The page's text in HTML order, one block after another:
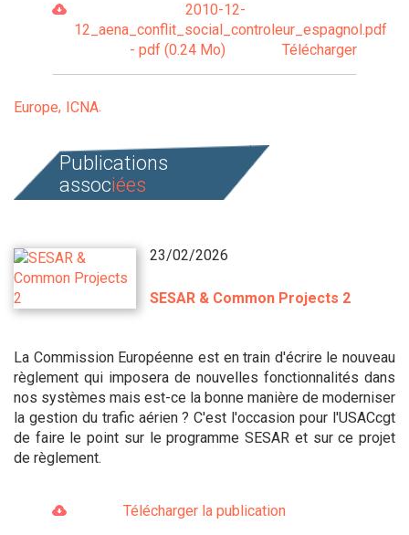
2010-12-
12_aena_conflit_social_controleur_espagnol.pdf
- pdf (0.24 Mo)
Télécharger
Europe ICNA
Publications
associées
23/02/2026
SESAR & Common Projects 2
La Commission Européenne est en train d'écrire le nouveau
règlement qui imposera de nouvelles fonctionnalités dans
nos systèmes mais est-ce la bonne manière de moderniser
la gestion du trafic aérien ? C'est l'occasion pour l'USACcgt
de faire le point sur le programme SESAR et sur ce projet
de règlement.
Télécharger la publication